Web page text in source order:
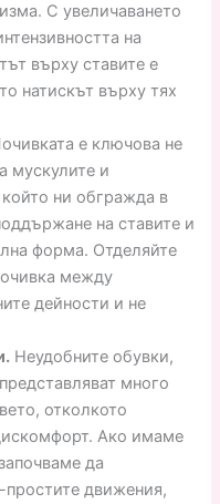
С увеличаването
на
върху ставите е
натискът върху тях
е ключова не
мускулите и
ни обгражда в
на ставите и
форма. Отделяйте
между
дейности и не
Неудобните обувки,
много
отколкото
Ако имаме
да
движения,